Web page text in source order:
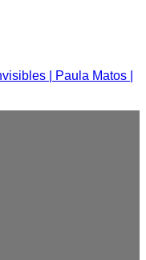
| Paula Matos |